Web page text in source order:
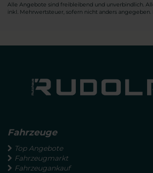
Alle Angebote sind freibleibend und unverbindlich.
inkl. Mehrwertsteuer, sofern nicht anders
Fahrzeuge
Top Angebote
Fahrzeugmarkt
Fahrzeugankauf